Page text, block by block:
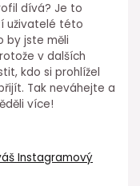
dívá? Je to
uživatelé této
by jste měli
v dalších
kdo si prohlížel
Tak neváhejte a
více!
Instagramový